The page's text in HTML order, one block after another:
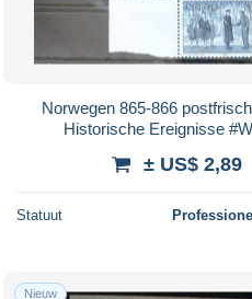
Norwegen 865-866
Historische Ereignisse
± US$ 2,89
Statuut
Nieuw